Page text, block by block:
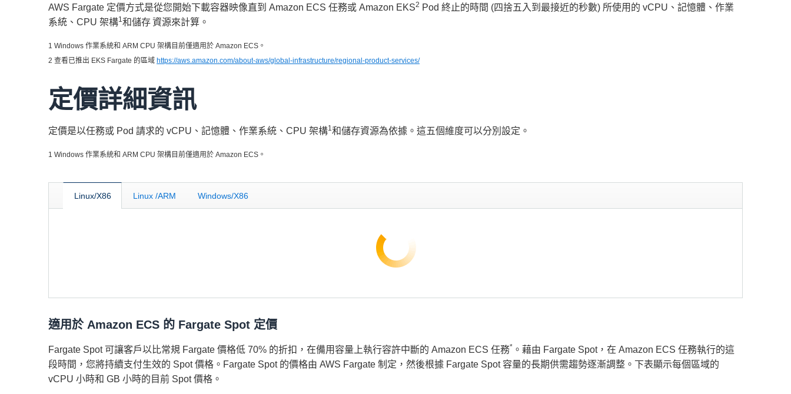
AWS Fargate 定價方式是從您開始下載容器映像直到 Amazon ECS 任務或 Amazon EKS2 Pod 終止的時間 (四捨五入到最接近的秒數) 所使用的 vCPU、記憶體、作業
系統、CPU 架構1和儲存資源來計算。
1 Windows 作業系統和 ARM CPU 架構目前僅適用於 Amazon ECS。
2 查看已推出 EKS Fargate 的區域 https://aws.amazon.com/about-aws/global-infrastructure/regional-product-services/
定價詳細資訊
定價是以任務或 Pod 請求的 vCPU、記憶體、作業系統、CPU 架構1和儲存資源為依據。這五個維度可以分別設定。
1 Windows 作業系統和 ARM CPU 架構目前僅適用於 Amazon ECS。
Linux/X86 Linux /ARM Windows/X86
適用於 Amazon ECS 的 Fargate Spot 定價
Fargate Spot 可讓客戶以比常規 Fargate 價格低 70% 的折扣，在備用容量上執行容許中斷的 Amazon ECS 任務* 。藉由 Fargate Spot，在 Amazon ECS 任務執行的這
段時間，您將持續支付生效的 Spot 價格。Fargate Spot 的價格由 AWS Fargate 制定，然後根據 Fargate Spot 容量的長期供需趨勢逐漸調整。下表顯示每個區域的
vCPU 小時和 GB 小時的目前 Spot 價格。